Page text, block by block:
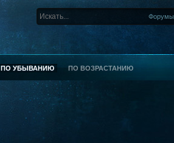
Форумы
ПО УБЫВАНИЮ ПО ВОЗРАСТАНИЮ